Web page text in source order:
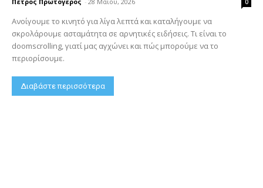
0
Ανοίγουμε το κινητό για λίγα λεπτά και καταλήγουμε να
σκρολάρουμε ασταμάτητα σε αρνητικές ειδήσεις. Τι είναι το
doomscrolling, γιατί μας αγχώνει και πώς μπορούμε να το
περιορίσουμε.
Διαβάστε περισσότερα